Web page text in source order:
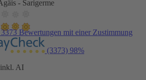
- Sarigerme
Bewertungen mit einer Zustimmung
(3373) 98%
inkl. AI